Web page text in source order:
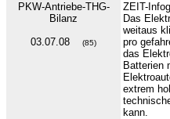
PKW-Antriebe-THG-
Bilanz
03.07.08
(85)
ZEIT-
Das
weitaus
pro
das
Batterien
extrem
kann.